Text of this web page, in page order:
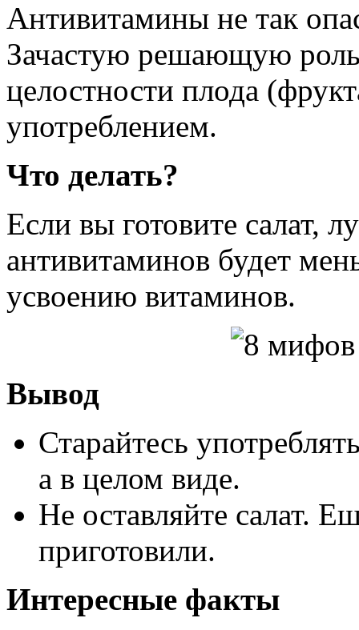
Антивитамины не так
Зачастую решающую роль
целостности плода
употреблением.
Что делать?
Если вы готовите салат,
антивитаминов будет
усвоению витаминов.
Вывод
Старайтесь
а в целом виде.
Не оставляйте салат.
приготовили.
Интересные факты